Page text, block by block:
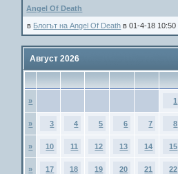
Angel Of Death
в Блогът на Angel Of Death в 01-4-18 10:50
Август 2026
» 1
» 3 4 5 6 7 8
» 10 11 12 13 14 15
» 17 18 19 20 21 22